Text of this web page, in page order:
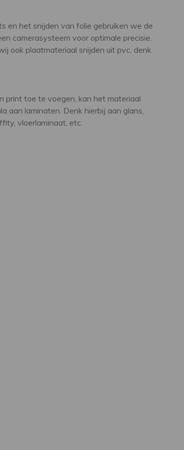
en het snijden van folie gebruiken we de
camerasysteem voor optimale precisie.
ook plaatmateriaal snijden uit pvc, denk
print toe te voegen, kan het materiaal
aan laminaten. Denk hierbij aan glans,
vloerlaminaat, etc.